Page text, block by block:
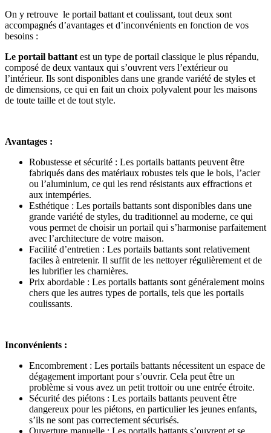
On y retrouve le portail battant et coulissant, tout deux sont
accompagnés d’avantages et d’inconvénients en fonction de vos
besoins :
Le portail battant est un type de portail classique le plus répandu,
composé de deux vantaux qui s’ouvrent vers l’extérieur ou
l’intérieur. Ils sont disponibles dans une grande variété de styles et
de dimensions, ce qui en fait un choix polyvalent pour les maisons
de toute taille et de tout style.
Avantages :
Robustesse et sécurité : Les portails battants peuvent être
fabriqués dans des matériaux robustes tels que le bois, l’acier
ou l’aluminium, ce qui les rend résistants aux effractions et
aux intempéries.
Esthétique : Les portails battants sont disponibles dans une
grande variété de styles, du traditionnel au moderne, ce qui
vous permet de choisir un portail qui s’harmonise parfaitement
avec l’architecture de votre maison.
Facilité d’entretien : Les portails battants sont relativement
faciles à entretenir. Il suffit de les nettoyer régulièrement et de
les lubrifier les charnières.
Prix abordable : Les portails battants sont généralement moins
chers que les autres types de portails, tels que les portails
coulissants.
Inconvénients :
Encombrement : Les portails battants nécessitent un espace de
dégagement important pour s’ouvrir. Cela peut être un
problème si vous avez un petit trottoir ou une entrée étroite.
Sécurité des piétons : Les portails battants peuvent être
dangereux pour les piétons, en particulier les jeunes enfants,
s’ils ne sont pas correctement sécurisés.